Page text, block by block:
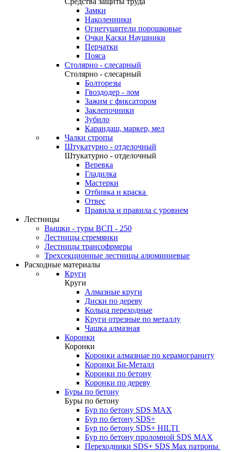
Замки
Наколенники
Огнетушители порошковые
Очки Каски Наушники
Перчатки
Пояса
Столярно - слесарный
Столярно - слесарный
Болторезы
Гвоздодер - лом
Зажим с фиксатором
Заклепочники
Зубило
Карандаш, маркер, мел
Чалки стропы
Штукатурно - отделочный
Штукатурно - отделочный
Веревка
Гладилка
Мастерки
Отбивка и краска
Отвес
Правила и правила с уровнем
Лестницы
Вышки - туры ВСП - 250
Лестницы стремянки
Лестницы трансофрмеры
Трехсекционные лестницы алюминиевые
Расходные материалы
Круги
Круги
Алмазные круги
Диски по дереву
Кольца переходные
Круги отрезные по металлу
Чашка алмазная
Коронки
Коронки
Коронки алмазные по керамограниту
Коронки Би-Металл
Коронки по бетону
Коронки по дереву
Буры по бетону
Буры по бетону
Бур по бетону SDS MAX
Бур по бетону SDS+
Бур по бетону SDS+ HILTI
Бур по бетону проломной SDS MAX
Переходники SDS+ SDS Max патроны